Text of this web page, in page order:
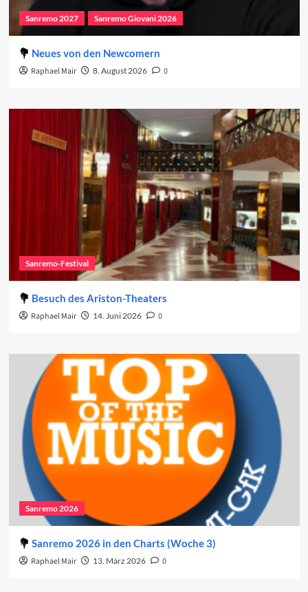
Sanremo 2027 Sanremo Giovani 2026
Neues von den Newcomern
Raphael Mair 8. August 2026 0
Sanremo-Festival
Besuch des Ariston-Theaters
Raphael Mair 14. Juni 2026 0
Sanremo 2026
Sanremo 2026 in den Charts (Woche 3)
Raphael Mair 13. März 2026 0